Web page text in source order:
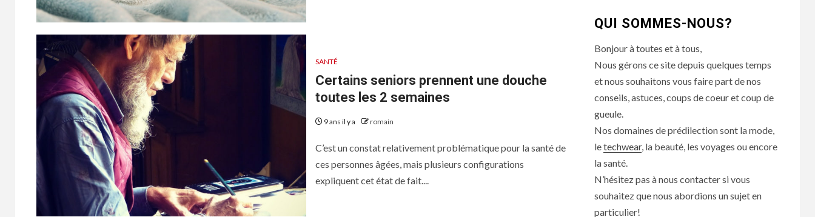
SANTÉ
Certains seniors prennent une douche
toutes les 2 semaines
9 ans il y a romain
C’est un constat relativement problématique pour la santé de
ces personnes âgées, mais plusieurs configurations
expliquent cet état de fait....
QUI SOMMES-NOUS?
Bonjour à toutes et à tous,
Nous gérons ce site depuis quelques temps
et nous souhaitons vous faire part de nos
conseils, astuces, coups de coeur et coup de
gueule.
Nos domaines de prédilection sont la mode,
letechwear, la beauté, les voyages ou encore
la santé.
N’hésitez pas à nous contacter si vous
souhaitez que nous abordions un sujet en
particulier!